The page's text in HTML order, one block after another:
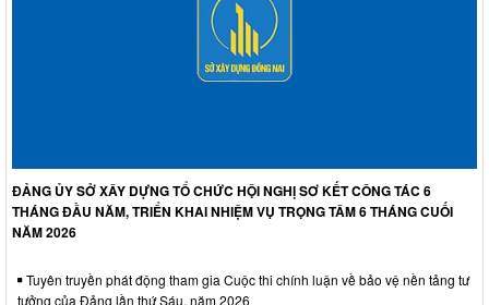
ĐẢNG ỦY SỞ XÂY DỰNG TỔ CHỨC HỘI NGHỊ SƠ KẾT CÔNG TÁC 6
THÁNG ĐẦU NĂM, TRIỂN KHAI NHIỆM VỤ TRỌNG TÂM 6 THÁNG CUỐI
NĂM 2026
Tuyên truyền phát động tham gia Cuộc thi chính luận về bảo vệ nền tảng tư
tưởng của Đảng lần thứ Sáu, năm 2026